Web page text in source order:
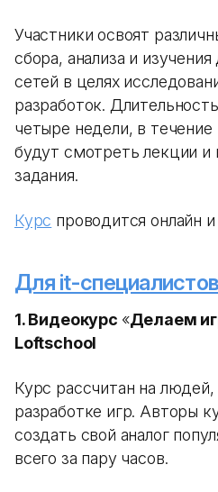
Участники освоят
сбора, анализа и
сетей в целях
разработок.
четыре недели, в
будут смотреть лекции и
задания.
Курс проводится онлайн
Для it-специалистов
1. Видеокурс «Делаем
Loftschool
Курс рассчитан на людей,
разработке игр. Авторы
создать свой аналог
всего за пару часов.